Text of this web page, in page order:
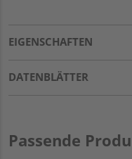
EIGENSCHAFTEN
DATENBLÄTTER
Passende